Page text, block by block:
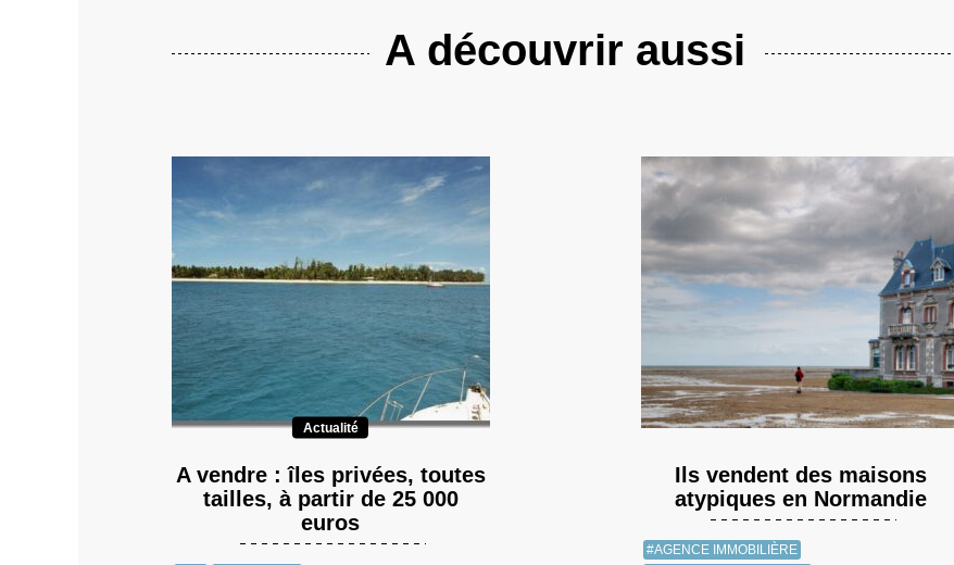
A découvrir aussi
Actualité
A vendre : îles privées, toutes
tailles, à partir de 25 000
euros
Ils vendent des maisons
atypiques en Normandie
#AGENCE IMMOBILIÈRE